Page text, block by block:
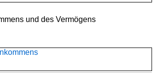
und des Vermögens